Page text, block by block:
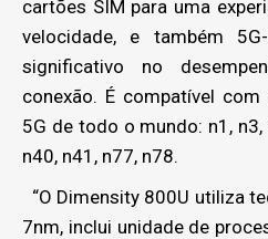
cartões SIM para uma
velocidade, e também
significativo no
conexão. É compatível
5G de todo o mundo: n1, n3,
n40, n41, n77, n78.
“O Dimensity 800U utiliza
7nm, inclui unidade de